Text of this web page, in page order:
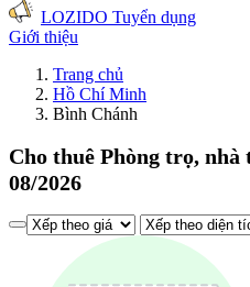
LOZIDO Tuyển dụng
Giới thiệu
Trang chủ
Hồ Chí Minh
Bình Chánh
Cho thuê Phòng trọ,
08/2026